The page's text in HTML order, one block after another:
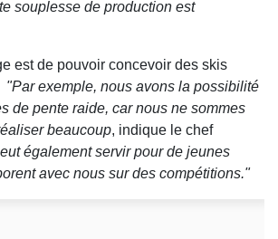
souplesse de production est
est de pouvoir concevoir des skis
"Par exemple, nous avons la possibilité
de pente raide, car nous ne sommes
beaucoup, indique le chef
également servir pour de jeunes
avec nous sur des compétitions."